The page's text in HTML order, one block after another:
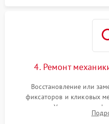
4. Ремонт
Восстановление или
фиксаторов и кликовых
поправок. Устранение
поврежденных линз,